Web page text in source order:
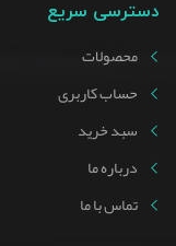
دسترسی سریع
محصولات
حساب کاربری
سبد خرید
درباره ما
تماس با ما